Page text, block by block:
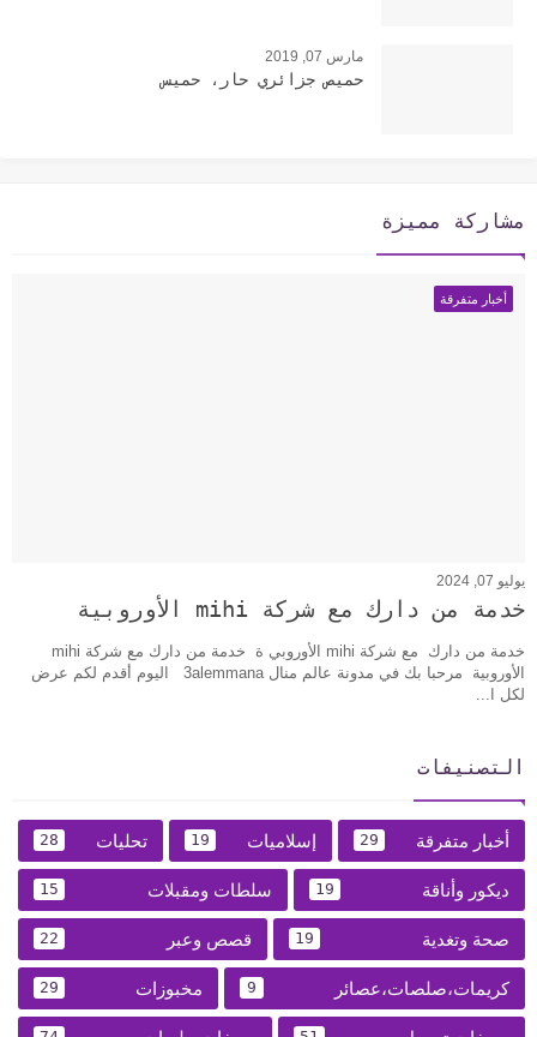
مارس 07, 2019
حميص جزائري حار، حميس
مشاركة مميزة
أخبار متفرقة
يوليو 07, 2024
خدمة من دارك مع شركة mihi الأوروبية
خدمة من دارك مع شركة mihi الأوروبي ة خدمة من دارك مع شركة mihi
الأوروبية مرحبا بك في مدونة عالم منال 3alemmana اليوم أقدم لكم عرض
لكل ا...
التصنيفات
أخبار متفرقة 29 إسلاميات 19 تحليات 28
ديكور وأناقة 19 سلطات ومقبلات 15
صحة وتغدية 19 قصص وعبر 22
كريمات،صلصات،عصائر 9 مخبوزات 29